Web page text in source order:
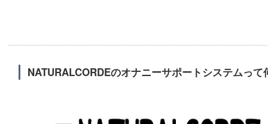
NATURALCORDEのオナニーサポートシステムって